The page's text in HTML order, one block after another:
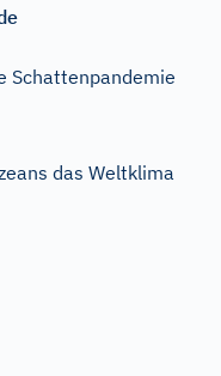
Schattenpandemie
das Weltklima